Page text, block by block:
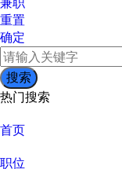
重置
确定
热门搜索
首页
职位